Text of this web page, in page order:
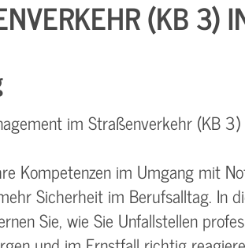
(KB 3)
im Straßenverkehr (KB 3)
Kompetenzen im Umgang mit
Sicherheit im Berufsalltag. In
Sie, wie Sie Unfallstellen